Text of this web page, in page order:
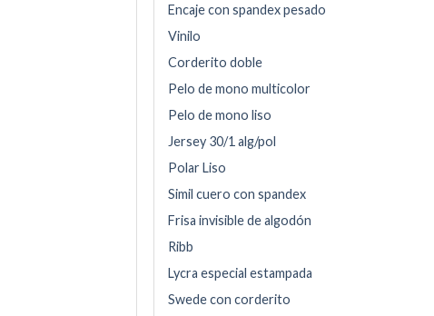
Encaje con spandex pesado
Vinilo
Corderito doble
Pelo de mono multicolor
Pelo de mono liso
Jersey 30/1 alg/pol
Polar Liso
Simil cuero con spandex
Frisa invisible de algodón
Ribb
Lycra especial estampada
Swede con corderito